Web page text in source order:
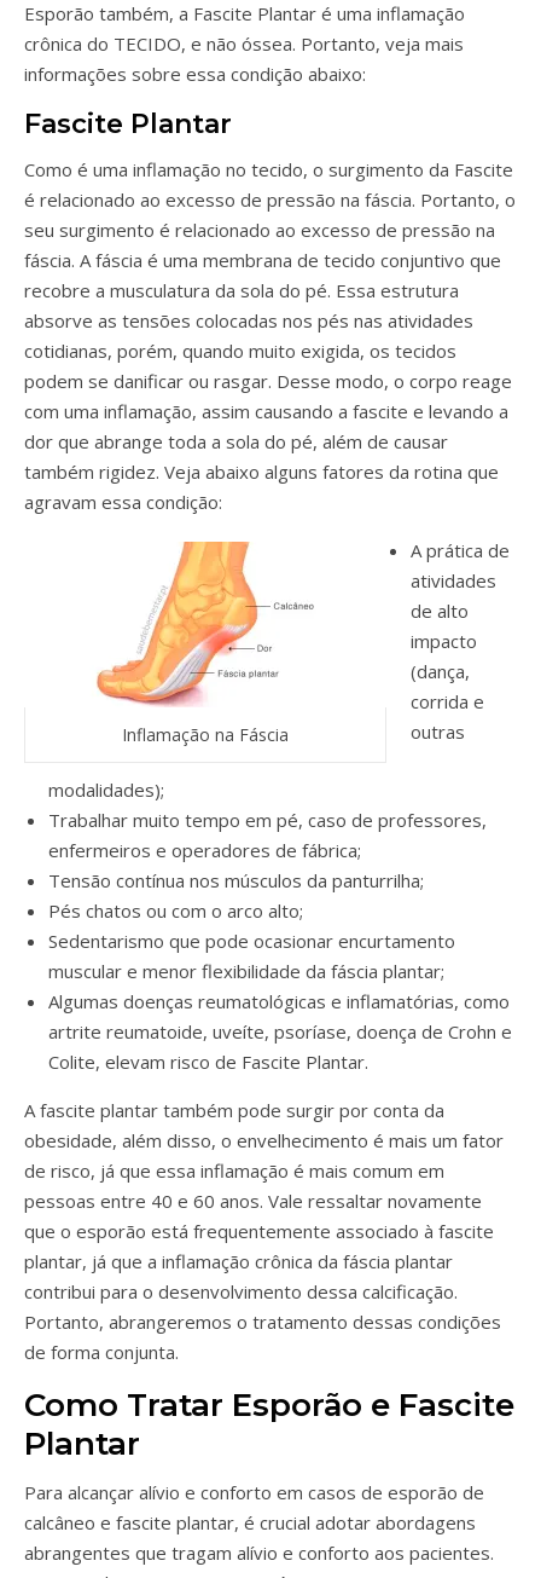
Esporão também, a Fascite Plantar é uma inflamação
crônica do TECIDO, e não óssea. Portanto, veja mais
informações sobre essa condição abaixo:
Fascite Plantar
Como é uma inflamação no tecido, o surgimento da Fascite
é relacionado ao excesso de pressão na fáscia. Portanto, o
seu surgimento é relacionado ao excesso de pressão na
fáscia. A fáscia é uma membrana de tecido conjuntivo que
recobre a musculatura da sola do pé. Essa estrutura
absorve as tensões colocadas nos pés nas atividades
cotidianas, porém, quando muito exigida, os tecidos
podem se danificar ou rasgar. Desse modo, o corpo reage
com uma inflamação, assim causando a fascite e levando a
dor que abrange toda a sola do pé, além de causar
também rigidez. Veja abaixo alguns fatores da rotina que
agravam essa condição:
Inflamação na Fáscia
A prática de
atividades
de alto
impacto
(dança,
corrida e
outras
modalidades);
Trabalhar muito tempo em pé, caso de professores,
enfermeiros e operadores de fábrica;
Tensão contínua nos músculos da panturrilha;
Pés chatos ou com o arco alto;
Sedentarismo que pode ocasionar encurtamento
muscular e menor flexibilidade da fáscia plantar;
Algumas doenças reumatológicas e inflamatórias, como
artrite reumatoide, uveíte, psoríase, doença de Crohn e
Colite, elevam risco de Fascite Plantar.
A fascite plantar também pode surgir por conta da
obesidade, além disso, o envelhecimento é mais um fator
de risco, já que essa inflamação é mais comum em
pessoas entre 40 e 60 anos. Vale ressaltar novamente
que o esporão está frequentemente associado à fascite
plantar, já que a inflamação crônica da fáscia plantar
contribui para o desenvolvimento dessa calcificação.
Portanto, abrangeremos o tratamento dessas condições
de forma conjunta.
Como Tratar Esporão e Fascite
Plantar
Para alcançar alívio e conforto em casos de esporão de
calcâneo e fascite plantar, é crucial adotar abordagens
abrangentes que tragam alívio e conforto aos pacientes.